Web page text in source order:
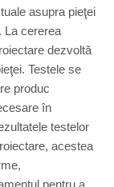
asupra pieţei
La cererea
dezvoltă
Testele se
produc
în
testelor
acestea
pentru a